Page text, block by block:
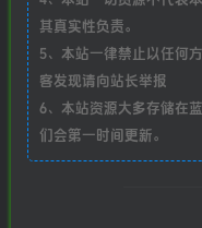
其真实性负责。
5、本站一律禁止以任何
客发现请向站长举报
6、本站资源大多存储在
们会第一时间更新。